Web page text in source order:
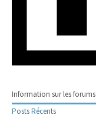
Information sur les forums
Posts Récents